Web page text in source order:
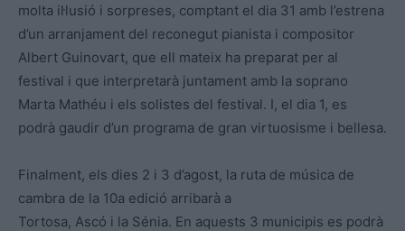
molta il·lusió i sorpreses, comptant el dia 31 amb l’estrena
d’un arranjament del reconegut pianista i compositor
Albert Guinovart, que ell mateix ha preparat per al
festival i que interpretarà juntament amb la soprano
Marta Mathéu i els solistes del festival. I, el dia 1, es
podrà gaudir d’un programa de gran virtuosisme i bellesa.
Finalment, els dies 2 i 3 d’agost, la ruta de música de
cambra de la 10a edició arribarà a
Tortosa, Ascó i la Sénia. En aquests 3 municipis es podrà